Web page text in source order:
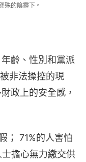
殊的陰霾下。
齡、性別和黨派
非法操控的現
政上的安全感，
； 71%的人害怕
擔心無力繳交供